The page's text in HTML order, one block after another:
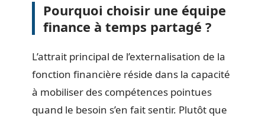
Pourquoi choisir une équipe
finance à temps partagé ?
L’attrait principal de l’externalisation de la
fonction financière réside dans la capacité
à mobiliser des compétences pointues
quand le besoin s’en fait sentir. Plutôt que